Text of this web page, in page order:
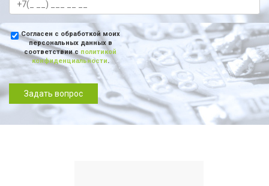
Согласен с обработкой моих
персональных данных в
соответствии с политикой
конфиденциальности.
Задать вопрос